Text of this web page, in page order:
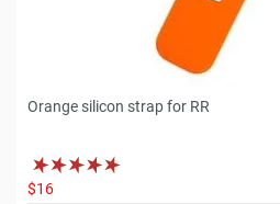
Orange silicon strap for RR
$16